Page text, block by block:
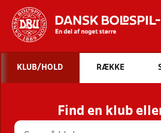
STILLINGER,
HOLD
KLUB/HOLD RÆKKE
Find en klub